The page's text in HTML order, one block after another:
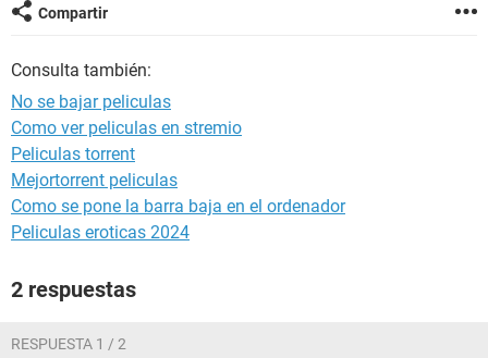
Compartir
Consulta también:
No se bajar peliculas
Como ver peliculas en stremio
Peliculas torrent
Mejortorrent peliculas
Como se pone la barra baja en el ordenador
Peliculas eroticas 2024
2 respuestas
RESPUESTA 1 / 2